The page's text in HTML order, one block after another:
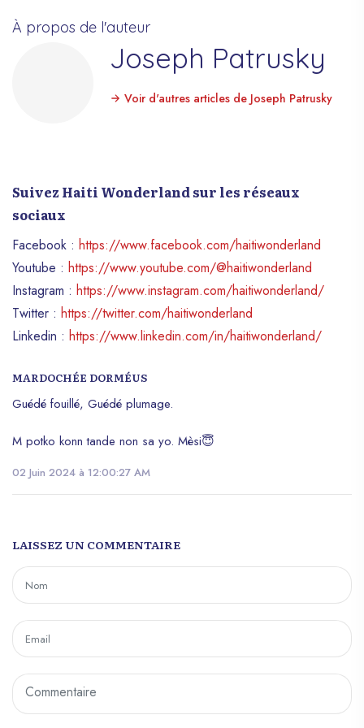
À propos de l'auteur
Joseph Patrusky
Voir d'autres articles de Joseph Patrusky
Suivez Haiti Wonderland sur les réseaux
sociaux
Facebook : https://www.facebook.com/haitiwonderland
Youtube : https://www.youtube.com/@haitiwonderland
Instagram : https://www.instagram.com/haitiwonderland/
Twitter : https://twitter.com/haitiwonderland
Linkedin : https://www.linkedin.com/in/haitiwonderland/
MARDOCHÉE DORMÉUS
Guédé fouillé, Guédé plumage.
M potko konn tande non sa yo. Mèsi😇
02 Juin 2024 à 12:00:27 AM
LAISSEZ UN COMMENTAIRE